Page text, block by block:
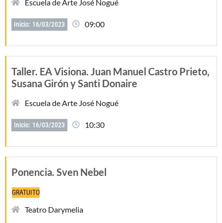
Escuela de Arte José Nogué
Inicio: 16/03/2023 09:00
Taller. EA Visiona. Juan Manuel Castro Prieto,
Susana Girón y Santi Donaire
Escuela de Arte José Nogué
Inicio: 16/03/2023 10:30
Ponencia. Sven Nebel
GRATUITO
Teatro Darymelia